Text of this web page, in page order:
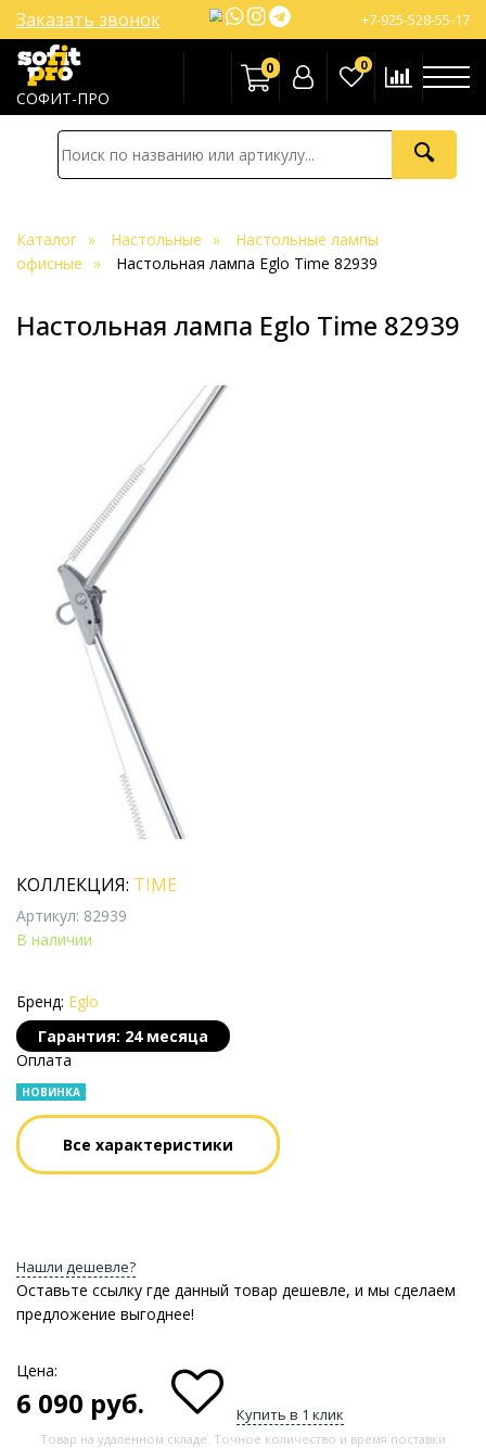
СОФИТ-ПРО
+7-925-528-55-17
Заказать звонок
0 0
Каталог Настольные
Настольные лампы
офисные
Настольная лампа Eglo Time 82939
Настольная лампа Eglo Time 82939
КОЛЛЕКЦИЯ: TIME
Артикул: 82939
В наличии
Бренд: Eglo
Гарантия: 24 месяца
Оплата
НОВИНКА
Все характеристики
Нашли дешевле?
Оставьте ссылку где данный товар дешевле, и мы сделаем
предложение выгоднее!
Цена:
6 090 руб. Купить в 1 клик
Товар на удаленном складе. Точное количество и время поставки